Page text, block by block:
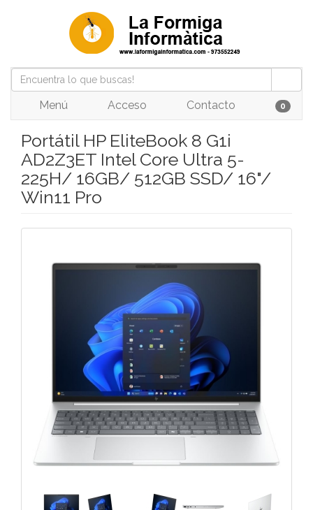
Menú Acceso Contacto 0
Portátil HP EliteBook 8 G1i
AD2Z3ET Intel Core Ultra 5-
225H/ 16GB/ 512GB SSD/ 16"/
Win11 Pro